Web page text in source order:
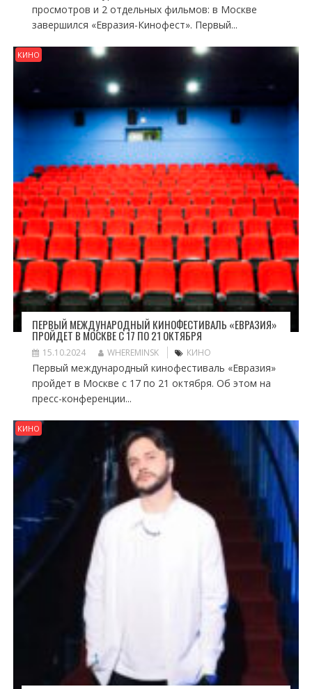
просмотров и 2 отдельных фильмов: в Москве
завершился «Евразия-Кинофест». Первый...
КИНО
ПЕРВЫЙ МЕЖДУНАРОДНЫЙ КИНОФЕСТИВАЛЬ «ЕВРАЗИЯ»
ПРОЙДЕТ В МОСКВЕ С 17 ПО 21 ОКТЯБРЯ
15.10.2024 WHEREMINSK КИНО
Первый международный кинофестиваль «Евразия»
пройдет в Москве с 17 по 21 октября. Об этом на
пресс-конференции...
КИНО